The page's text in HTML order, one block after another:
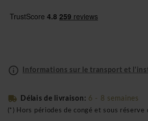
Informations sur le transport et
Délais de livraison: 6 - 8 semaines
(*) Hors périodes de congé et sous réserve